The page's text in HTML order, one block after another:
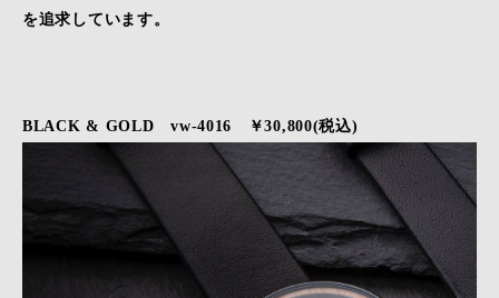
を追求しています。
BLACK & GOLDvw-4016 ￥30,800(税込)